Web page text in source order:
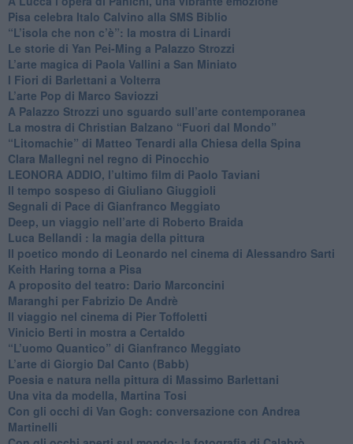
Pisa celebra Italo Calvino alla SMS Biblio
“L’isola che non c’è”: la mostra di Linardi
​Le storie di Yan Pei-Ming a Palazzo Strozzi
​L’arte magica di Paola Vallini a San Miniato
​I Fiori di Barlettani a Volterra
​L’arte Pop di Marco Saviozzi
​A Palazzo Strozzi uno sguardo sull’arte contemporanea
La mostra di Christian Balzano “Fuori dal Mondo”
​“Litomachie” di Matteo Tenardi alla Chiesa della Spina
​Clara Mallegni nel regno di Pinocchio
​LEONORA ADDIO, l’ultimo film di Paolo Taviani
Il tempo sospeso di Giuliano Giuggioli
Segnali di Pace di Gianfranco Meggiato
​Deep, un viaggio nell’arte di Roberto Braida
​Luca Bellandi : la magia della pittura
​Il poetico mondo di Leonardo nel cinema di Alessandro Sarti
​Keith Haring torna a Pisa
​A proposito del teatro: Dario Marconcini
Maranghi per Fabrizio De Andrè
​Il viaggio nel cinema di Pier Toffoletti
Vinicio Berti in mostra a Certaldo
“L’uomo Quantico” di Gianfranco Meggiato
​L’arte di Giorgio Dal Canto (Babb)
Poesia e natura nella pittura di Massimo Barlettani
Una vita da modella, Martina Tosi
​Con gli occhi di Van Gogh: conversazione con Andrea
Martinelli